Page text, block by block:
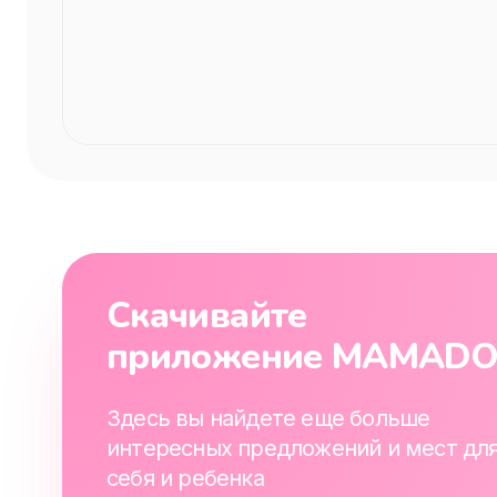
Скачивайте
приложение
Здесь вы найдете еще больше
интересных предложений и мест
себя и ребенка